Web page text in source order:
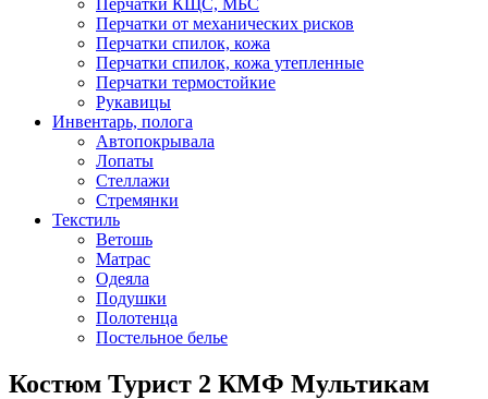
Перчатки КЩС, МБС
Перчатки от механических рисков
Перчатки спилок, кожа
Перчатки спилок, кожа утепленные
Перчатки термостойкие
Рукавицы
Инвентарь, полога
Автопокрывала
Лопаты
Стеллажи
Стремянки
Текстиль
Ветошь
Матрас
Одеяла
Подушки
Полотенца
Постельное белье
Костюм Турист 2 КМФ Мультикам